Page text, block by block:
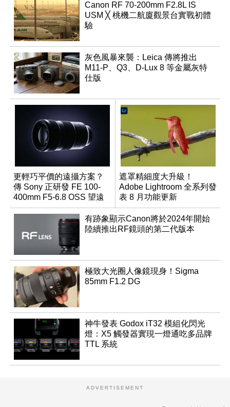
Canon RF 70-200mm F2.8L IS
USM ╳ 桃機二航廈觀景台實戰初體
驗
灰色風暴來襲：Leica 傳將推出
M11-P、Q3、D-Lux 8 等金屬灰特
仕版
更輕巧平價的遠攝方案？
傳 Sony 正研發 FE 100-
400mm F5-6.8 OSS 望遠
變焦鏡頭
遮罩精細度大升級！
Adobe Lightroom 全系列發
表 8 月功能更新
有跡象顯示Canon將於2024年開始
陸續推出RF鏡頭的第二代版本
極致大光圈人像鏡現身！Sigma
85mm F1.2 DG
神牛發表 Godox iT32 模組化閃光
燈：X5 觸發器實現一燈通吃多品牌
TTL 系統
ADVERTISEMENT